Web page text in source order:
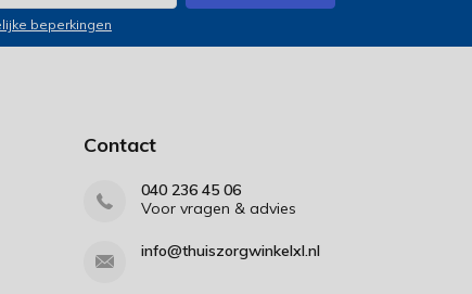
beperkingen
Contact
040 236 45 06
Voor vragen & advies
info@thuiszorgwinkelxl.nl